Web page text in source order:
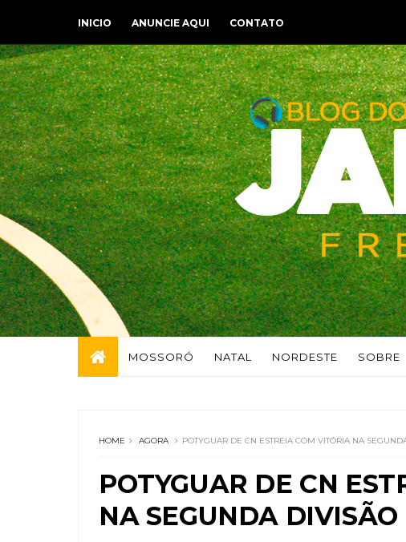
INICIO ANUNCIE AQUI CONTATO
MOSSORÓ NATAL NORDESTE SOBRE
HOME AGORA POTYGUAR DE CN ESTREIA COM VITÓRIA NA
POTYGUAR DE CN
NA SEGUNDA DIVISÃO